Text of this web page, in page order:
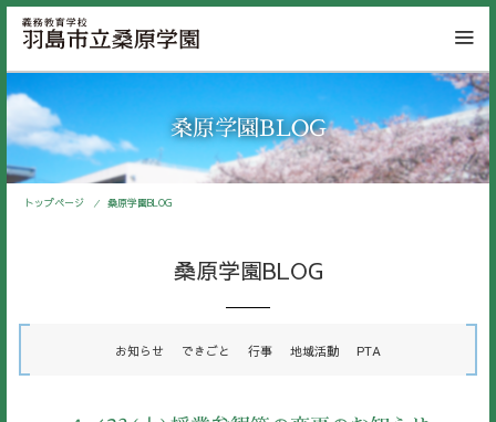
桑原学園BLOG
トップページ 桑原学園BLOG
桑原学園BLOG
お知らせ できごと 行事 地域活動 PTA